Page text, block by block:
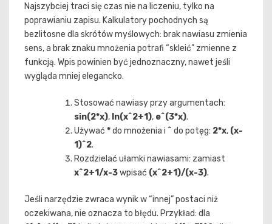
Najszybciej traci się czas nie na liczeniu, tylko na
poprawianiu zapisu. Kalkulatory pochodnych są
bezlitosne dla skrótów myślowych: brak nawiasu zmienia
sens, a brak znaku mnożenia potrafi “skleić” zmienne z
funkcją. Wpis powinien być jednoznaczny, nawet jeśli
wygląda mniej elegancko.
Stosować nawiasy przy argumentach:
sin(2*x), ln(x^2+1), e^(3*x).
Używać *do mnożenia i ^ do potęg: 2*x, (x-
1)^2.
Rozdzielać ułamki nawiasami: zamiast
x^2+1/x-3wpisać (x^2+1)/(x-3).
Jeśli narzędzie zwraca wynik w “innej” postaci niż
oczekiwana, nie oznacza to błędu. Przykład: dla